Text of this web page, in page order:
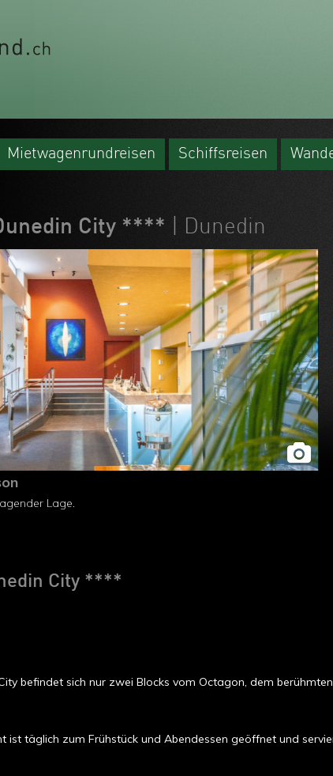
Mietwagenrundreisen Schiffsreisen
City **** | Dunedin
Lage.
City ****
befindet sich nur zwei Blocks vom Octagon, dem
ist täglich zum Frühstück und Abendessen geöffnet und